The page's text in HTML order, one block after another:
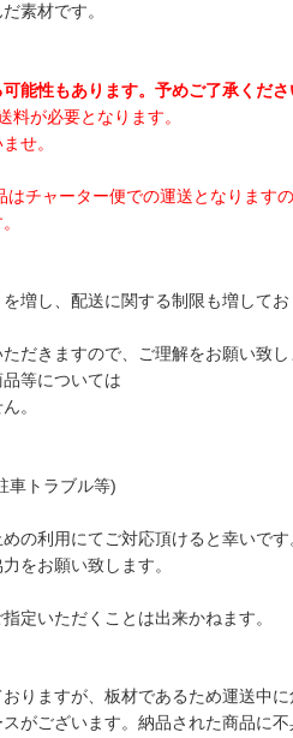
素材です。
能性もあります。予めご了承くださ
が必要となります。
せ。
チャーター便での運送となりますの
増し、配送に関する制限も増してお
だきますので、ご理解をお願い致し
等については
。
車トラブル等)
の利用にてご対応頂けると幸いです
をお願い致します。
定いただくことは出来かねます。
りますが、板材であるため運送中に
がございます。納品された商品に不